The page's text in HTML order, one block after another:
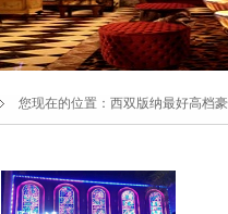
您现在的位置： 西双版纳最好高档